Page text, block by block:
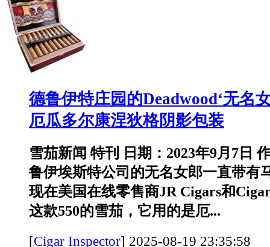
德鲁伊特庄园的Deadwood‘无名
厄瓜多尔康涅狄格阴影包装
雪茄新闻 特刊 日期：2023年9月7日
鲁伊埃斯特公司的无名女郎一直带有
现在美国在线零售商JR Cigars和
这款550的雪茄，它用的是厄...
[Cigar Inspector] 2025-08-19